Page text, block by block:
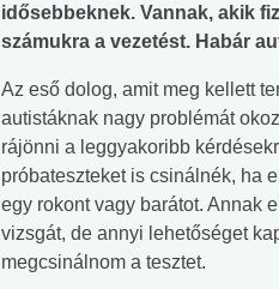
idősebbeknek. Vannak, akik
számukra a vezetést. Habár
Az eső dolog, amit meg kellett
autistáknak nagy problémát
rájönni a leggyakoribb
próbateszteket is csinálnék, ha
egy rokont vagy barátot. Annak
vizsgát, de annyi lehetőséget
megcsinálnom a tesztet.